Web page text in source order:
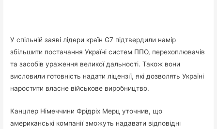
У спільній заяві лідери країн G7 підтвердили намір
збільшити постачання Україні систем ППО, перехоплювачів
та засобів ураження великої дальності. Також вони
висловили готовність надати ліцензії, які дозволять Україні
наростити власне військове виробництво.
Канцлер Німеччини Фрідріх Мерц уточнив, що
американські компанії зможуть надавати відповідні